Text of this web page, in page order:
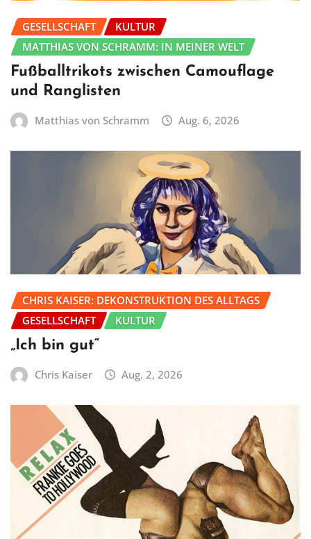
GESELLSCHAFT
KULTUR
MATTHIAS VON SCHRAMM: IN MEINER WELT
Fußballtrikots zwischen Camouflage
und Ranglisten
Matthias von Schramm Aug. 6, 2026
CHRIS KAISER: DEKONSTRUKTION DES ALLTAGS
GESELLSCHAFT
KULTUR
„Ich bin gut“
Chris Kaiser Aug. 2, 2026